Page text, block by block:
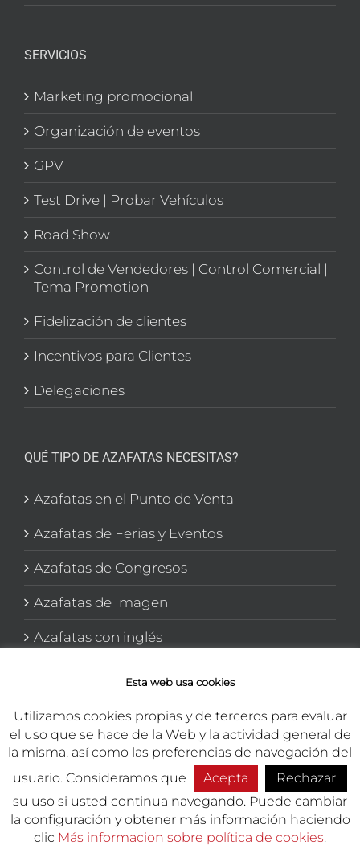
SERVICIOS
Marketing promocional
Organización de eventos
GPV
Test Drive | Probar Vehículos
Road Show
Control de Vendedores | Control Comercial |
Tema Promotion
Fidelización de clientes
Incentivos para Clientes
Delegaciones
QUÉ TIPO DE AZAFATAS NECESITAS?
Azafatas en el Punto de Venta
Azafatas de Ferias y Eventos
Azafatas de Congresos
Azafatas de Imagen
Azafatas con inglés
Copyright 2026 TEMA Marketing Integral | Todos los derechos
reservados.
Esta web usa cookies
Utilizamos cookies propias y de terceros para evaluar
el uso que se hace de la Web y la actividad general de
la misma, así como las preferencias de navegación del
usuario. Consideramos que
Acepta
Rechazar
su uso si usted continua navegando. Puede cambiar
la configuración y obtener más información haciendo
clic Más informacion sobre política de cookies.
Presupuesto Empleo